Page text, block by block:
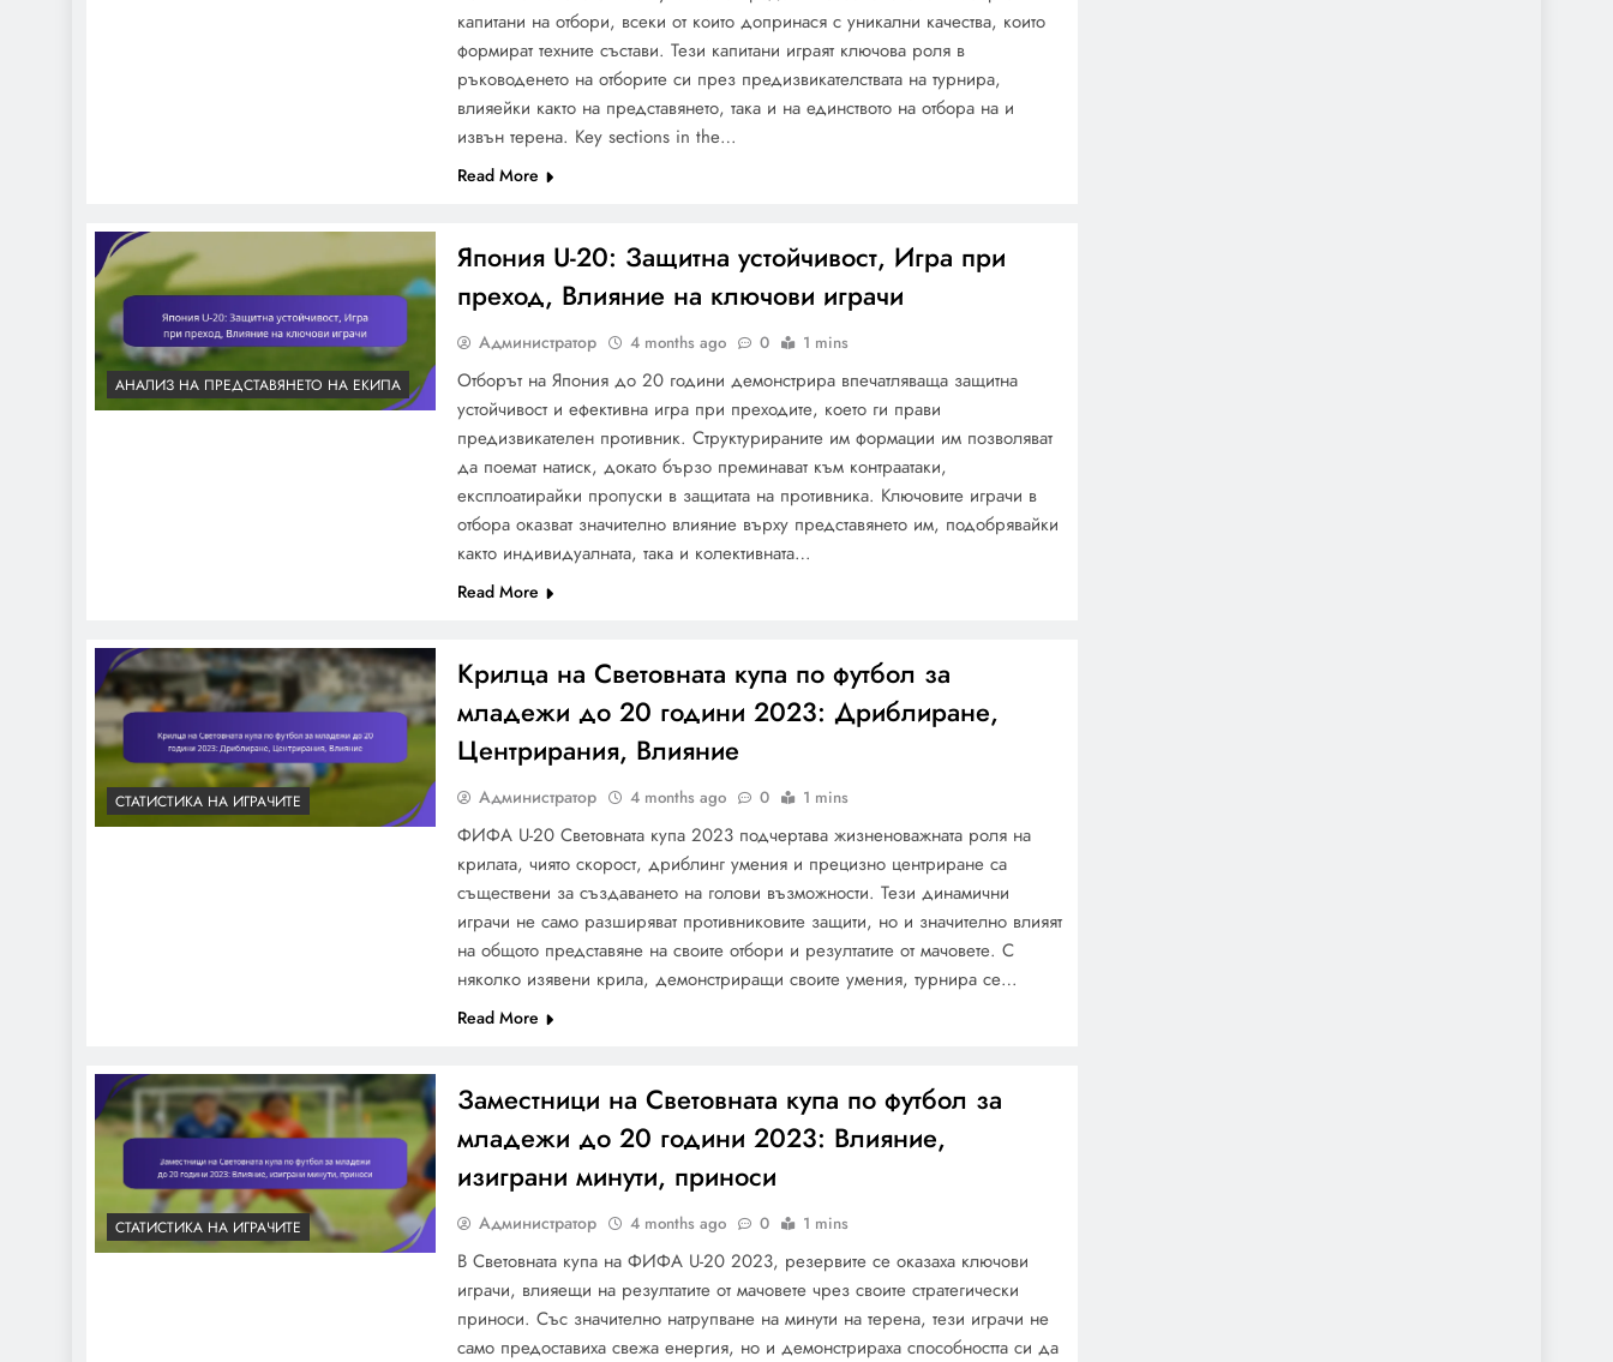
Изпълнение на играта,
Представяне на играчите
Италия U-20: Тактики на
Световната купа по
футбол U-20 2023:
Възраст, статистика,
влияние
капитани на отбори, всеки от които допринася с уникални качества, които
формират техните състави. Тези капитани играят ключова роля в
ръководенето на отборите си през предизвикателствата на турнира,
влияейки както на представянето, така и на единството на отбора на и
извън терена. Key sections in the…
Read More
АНАЛИЗ НА ПРЕДСТАВЯНЕТО НА ЕКИПА
Япония U-20: Защитна устойчивост, Игра при
преход, Влияние на ключови играчи
Администратор 4 months ago 0 1 mins
Отборът на Япония до 20 години демонстрира впечатляваща защитна
устойчивост и ефективна игра при преходите, което ги прави
предизвикателен противник. Структурираните им формации им позволяват
да поемат натиск, докато бързо преминават към контраатаки,
експлоатирайки пропуски в защитата на противника. Ключовите играчи в
отбора оказват значително влияние върху представянето им, подобрявайки
както индивидуалната, така и колективната…
Read More
СТАТИСТИКА НА ИГРАЧИТЕ
Крилца на Световната купа по футбол за
младежи до 20 години 2023: Дриблиране,
Центрирания, Влияние
Администратор 4 months ago 0 1 mins
ФИФА U-20 Световната купа 2023 подчертава жизненоважната роля на
крилата, чиято скорост, дриблинг умения и прецизно центриране са
съществени за създаването на голови възможности. Тези динамични
играчи не само разширяват противниковите защити, но и значително влияят
на общото представяне на своите отбори и резултатите от мачовете. С
няколко изявени крила, демонстриращи своите умения, турнира се…
Read More
СТАТИСТИКА НА ИГРАЧИТЕ
Заместници на Световната купа по футбол за
младежи до 20 години 2023: Влияние,
изиграни минути, приноси
Администратор 4 months ago 0 1 mins
В Световната купа на ФИФА U-20 2023, резервите се оказаха ключови
играчи, влияещи на резултатите от мачовете чрез своите стратегически
приноси. Със значително натрупване на минути на терена, тези играчи не
само предоставиха свежа енергия, но и демонстрираха способността си да